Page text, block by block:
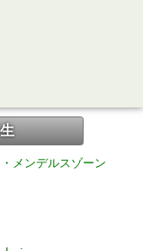
メンデルスゾーン